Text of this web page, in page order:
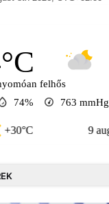
felhős
74% 763 mmHg